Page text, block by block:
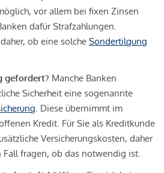
vor allem bei fixen Zinsen
dafür Strafzahlungen.
ob eine solche Sondertilgung
gefordert? Manche Banken
Sicherheit eine sogenannte
. Diese übernimmt im
Kredit. Für Sie als Kreditkunde
Versicherungskosten, daher
Fall fragen, ob das notwendig ist.